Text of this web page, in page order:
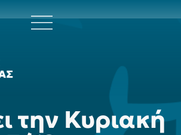
την Κυριακή